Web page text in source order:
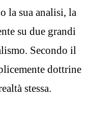
la sua analisi, la
su due grandi
Secondo il
dottrine
stessa.